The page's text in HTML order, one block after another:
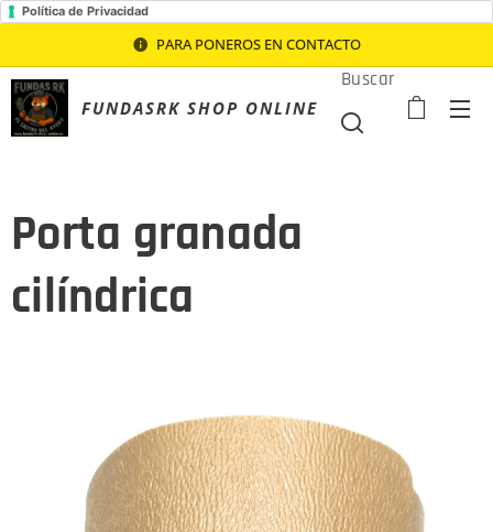
Política de Privacidad
PARA PONEROS EN CONTACTO
FUNDASRK SHOP ONLINE
Buscar
Porta granada
cilíndrica